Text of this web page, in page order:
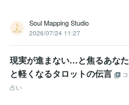
Soul Mapping Studio
2026/07/24 11:27
現実が進まない…と焦るあな
と軽くなるタロットの伝言
占い